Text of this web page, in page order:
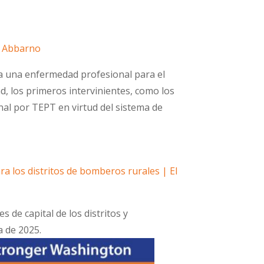
enfermedad profesional para el
los primeros intervinientes, como los
por TEPT en virtud del sistema de
los distritos de bomberos rurales | El
de capital de los distritos y
2025.